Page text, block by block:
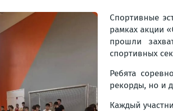
Спортивные
рамках акции
прошли
спортивных
Ребята
рекорды, но и
Каждый